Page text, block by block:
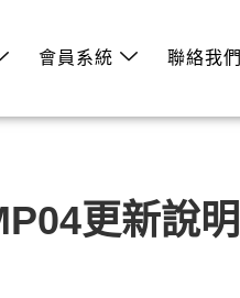
會員系統 聯絡我們
更新說明